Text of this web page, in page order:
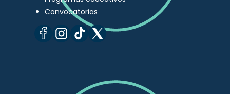
Convocatorias